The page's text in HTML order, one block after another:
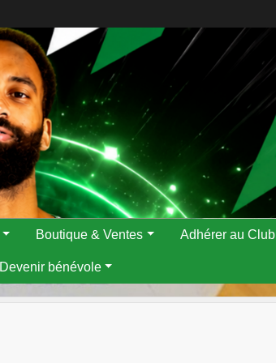
Boutique & Ventes Adhérer au Club
Devenir bénévole